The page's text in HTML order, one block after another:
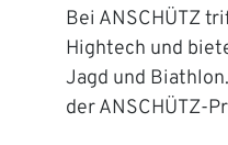
Bei ANSCHÜTZ
Hightech und
Jagd und
der ANSCHÜTZ-